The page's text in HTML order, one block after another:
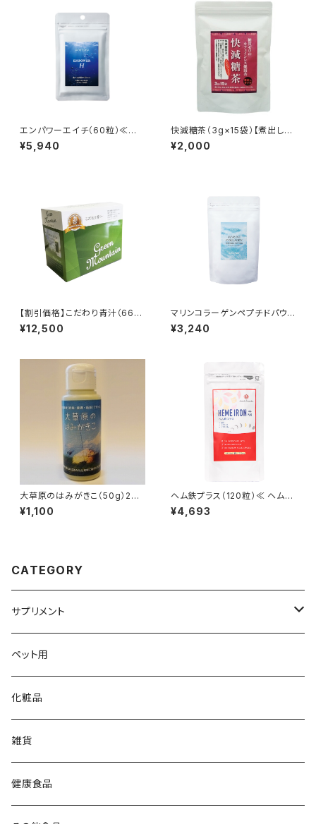
エンパワーエイチ（60粒）≪食
べる水素≫
¥5,940
快減糖茶（3g×15袋）【煮出しタ
イプ】
¥2,000
【割引価格】こだわり青汁（66
包）×2箱セット ≪大麦若葉・カ
テキン・ミネラル≫
¥12,500
マリンコラーゲンペプチドパウダ
ー （100g）≪天然コラーゲン≫
¥3,240
大草原のはみがきこ（50g）2本
セット【緑化支援品】
¥1,100
ヘム鉄プラス（120粒）≪ ヘム鉄
と亜鉛・ビタミンB6・ビタミンD
≫
¥4,693
CATEGORY
サプリメント
大草原の乳酸菌
NS-Max
NS-Slim
チイサナミカタ
ビタミン／ミネラル
DHA／EPA
ペット用
化粧品
雑貨
健康食品